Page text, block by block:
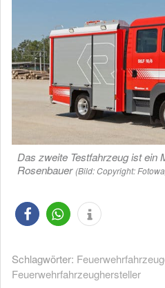
Das zweite Testfahrzeug ist ein
Rosenbauer (Bild: Copyright:
Schlagwörter:
Feuerwehrfahrzeughersteller